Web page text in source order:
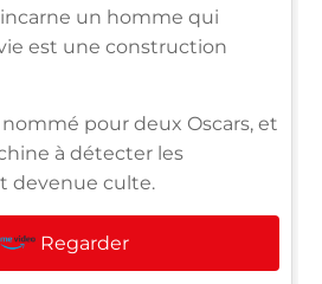
un homme qui
est une construction
pour deux Oscars, et
à détecter les
devenue culte.
Regarder